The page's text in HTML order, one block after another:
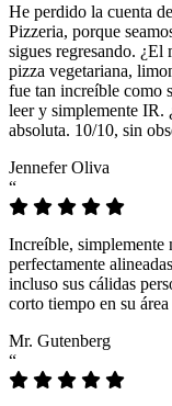
He perdido la cuenta
Pizzeria, porque
sigues regresando.
pizza vegetariana,
fue tan increíble como
leer y simplemente IR.
absoluta. 10/10, sin
Jennefer Oliva
“
Increíble,
perfectamente
incluso sus cálidas
corto tiempo en su
Mr. Gutenberg
“